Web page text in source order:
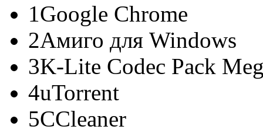
1Google Chrome
2Амиго для Windows
3K-Lite Codec Pack
4uTorrent
5CCleaner